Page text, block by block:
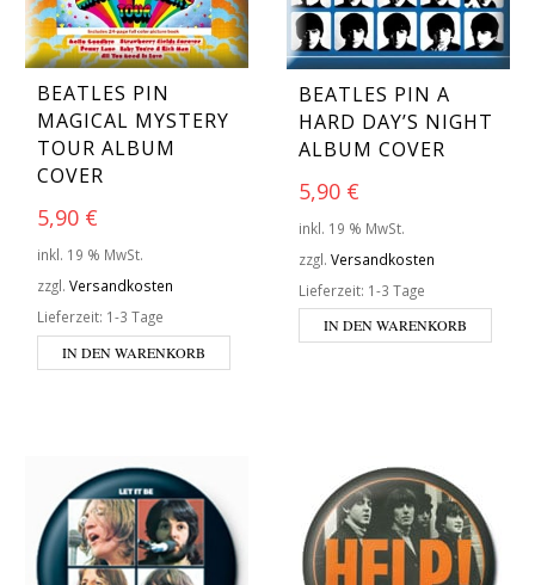
BEATLES PIN
MAGICAL MYSTERY
TOUR ALBUM
COVER
5,90 €
inkl. 19 % MwSt.
zzgl. Versandkosten
Lieferzeit: 1-3 Tage
IN DEN WARENKORB
BEATLES PIN A
HARD DAY’S NIGHT
ALBUM COVER
5,90 €
inkl. 19 % MwSt.
zzgl. Versandkosten
Lieferzeit: 1-3 Tage
IN DEN WARENKORB